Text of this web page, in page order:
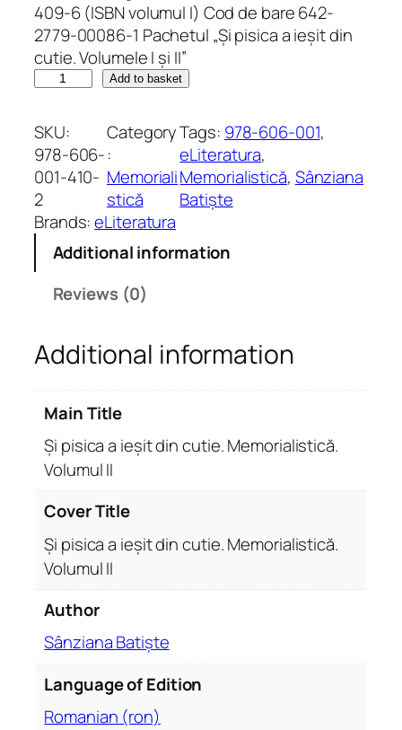
409-6 (ISBN volumul I) Cod de bare 642-
2779-00086-1 Pachetul „Și pisica a ieșit din
cutie. Volumele I și II”
p
i
s
i
c
a
t
d
M
m
o
Add to basket
SKU:
978-606-
001-410-
2
Category
:
Memoriali
stică
Tags: 978-606-001
eLiteratura
Memorialistică, Sânziana
Batiște
Brands:eLiteratura
Additional information
Reviews (0)
Additional information
Main Title
Și pisica a ieșit din cutie. Memorialistică.
Volumul II
Cover Title
Și pisica a ieșit din cutie. Memorialistică.
Volumul II
Author
Sânziana Batiște
Language of Edition
Romanian (ron)